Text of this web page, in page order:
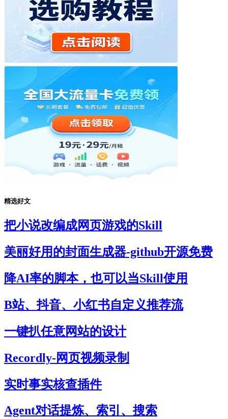
精选好文
把小说改编成网页游戏的Skill
美丽好用的封面生成器-github开源免费
降AI率的脚本，也可以当Skill使用
B站、抖音、小红书自定义推荐流
一键扒任意网站的设计
Recordly-网页视频录制
实时事实核查插件
Agent对话提炼、索引、搜索